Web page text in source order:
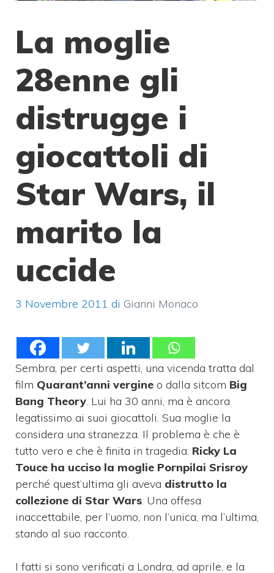
La moglie
28enne gli
distrugge i
giocattoli di
Star Wars, il
marito la
uccide
3 Novembre 2011 di Gianni Monaco
Sembra, per certi aspetti, una vicenda tratta dal
film Quarant’anni vergine o dalla sitcom Big
Bang Theory. Lui ha 30 anni, ma è ancora
legatissimo ai suoi giocattoli. Sua moglie la
considera una stranezza. Il problema è che è
tutto vero e che è finita in tragedia. Ricky La
Touce ha ucciso la moglie Pornpilai Srisroy
perché quest’ultima gli aveva distrutto la
collezione di Star Wars. Una offesa
inaccettabile, per l’uomo, non l’unica, ma l’ultima,
stando al suo racconto.
I fatti si sono verificati a Londra, ad aprile, e la